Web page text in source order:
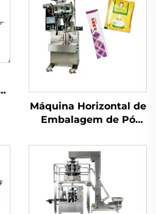
Máquina Horizontal de
Embalagem de Pó